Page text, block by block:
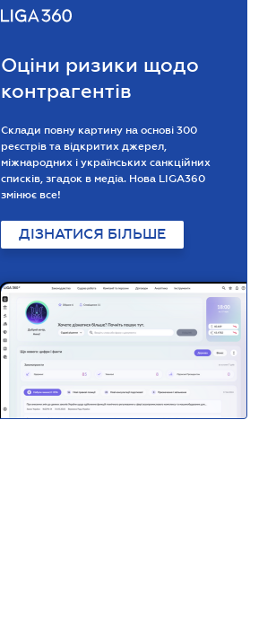
Оціни ризики щодо
контрагентів
Склади повну картину на основі 300
реєстрів та відкритих джерел,
міжнародних і українських санкційних
списків, згадок в медіа. Нова LIGA360
змінює все!
ДІЗНАТИСЯ БІЛЬШЕ